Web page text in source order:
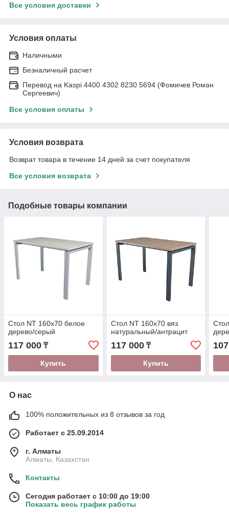
Все условия доставки
Условия оплаты
Наличными
Безналичный расчет
Перевод на Kaspi 4400 4302 8230 5694 (Фомичев Роман
Сергеевич)
Все условия оплаты
Условия возврата
Возврат товара в течение 14 дней за счет покупателя
Все условия возврата
Подобные товары компании
Стол NT 160x70 белое
дерево/серый
117 000 ₸
Купить
Стол NT 160x70 вяз
натуральный/антрацит
117 000₸
Купить
О нас
100% положительных из 8 отзывов за год
Работает с 25.09.2014
г. Алматы
Алматы, Казахстан
Контакты
Сегодня работает с 10:00 до 19:00
Показать весь график работы